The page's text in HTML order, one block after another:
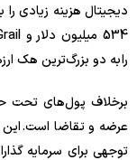
را به دو بزرگ‌ترین هک ارزهای
برخلاف پول‌های تحت
عرضه و تقاضا است.
توجهی برای سرمایه